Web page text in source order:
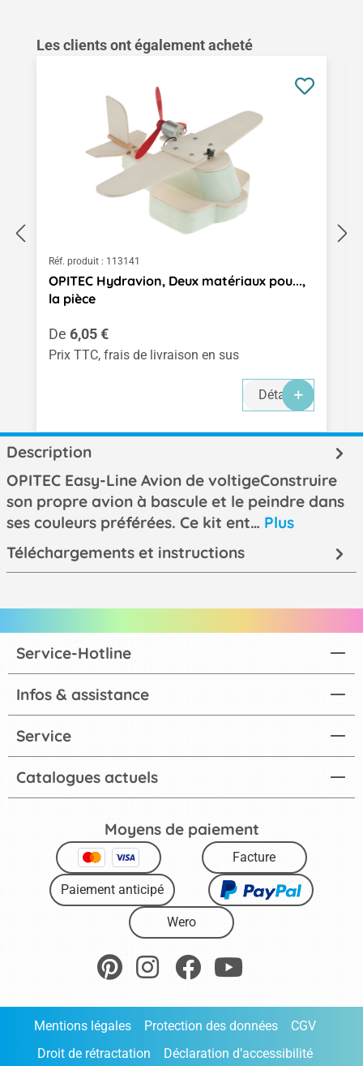
Ignorer la galerie de produits
Les clients ont également acheté
Réf. produit : 113141
OPITEC Hydravion, Deux matériaux pou...,
la pièce
Prix régulier :
De 6,05 €
Prix TTC, frais de livraison en sus
Détails
Description
OPITEC Easy-Line Avion de voltigeConstruire
son propre avion à bascule et le peindre dans
ses couleurs préférées. Ce kit ent… Plus
Téléchargements et instructions
Catalogues actuels
Service-Hotline
Infos & assistance
Service
Moyens de paiement
Facture
Paiement anticipé
Wero
Mentions légales Protection des données
CGV
Droit de rétractation
Déclaration d’accessibilité